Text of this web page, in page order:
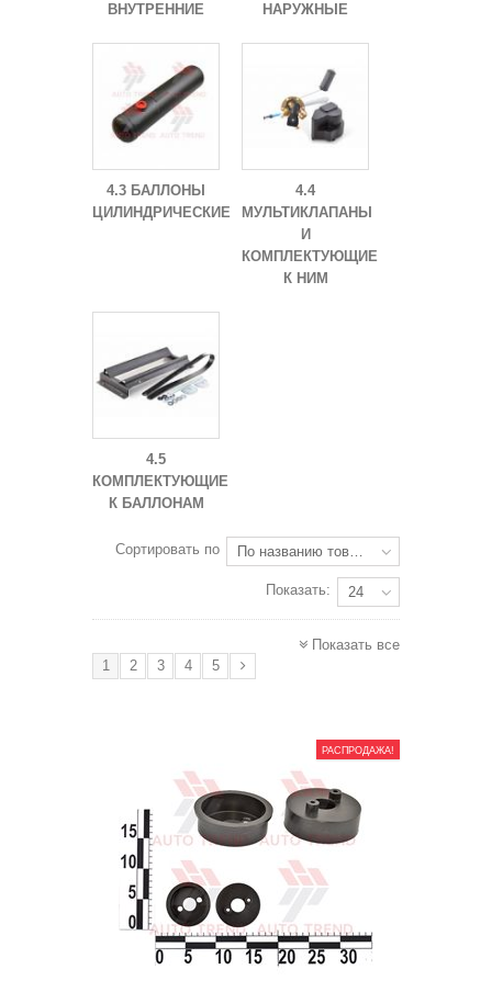
ВНУТРЕННИЕ
НАРУЖНЫЕ
4.3 БАЛЛОНЫ
ЦИЛИНДРИЧЕСКИЕ
4.4
МУЛЬТИКЛАПАНЫ
И
КОМПЛЕКТУЮЩИЕ
К НИМ
4.5
КОМПЛЕКТУЮЩИЕ
К БАЛЛОНАМ
Сортировать по По названию товара: от Я до А
Показать: 24
Показать все
1
2 3 4 5
РАСПРОДАЖА!